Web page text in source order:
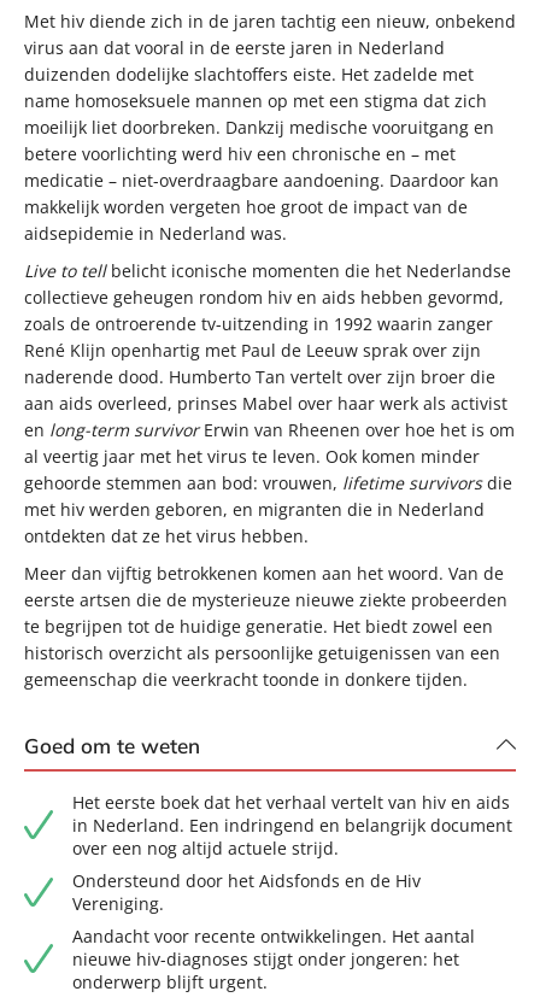
Met hiv diende zich in de jaren tachtig een nieuw, onbekend
virus aan dat vooral in de eerste jaren in Nederland
duizenden dodelijke slachtoffers eiste. Het zadelde met
name homoseksuele mannen op met een stigma dat zich
moeilijk liet doorbreken. Dankzij medische vooruitgang en
betere voorlichting werd hiv een chronische en – met
medicatie – niet-overdraagbare aandoening. Daardoor kan
makkelijk worden vergeten hoe groot de impact van de
aidsepidemie in Nederland was.
Live to tellbelicht iconische momenten die het Nederlandse
collectieve geheugen rondom hiv en aids hebben gevormd,
zoals de ontroerende tv-uitzending in 1992 waarin zanger
René Klijn openhartig met Paul de Leeuw sprak over zijn
naderende dood. Humberto Tan vertelt over zijn broer die
aan aids overleed, prinses Mabel over haar werk als activist
en long-term survivorErwin van Rheenen over hoe het is om
al veertig jaar met het virus te leven. Ook komen minder
gehoorde stemmen aan bod: vrouwen, lifetime survivorsdie
met hiv werden geboren, en migranten die in Nederland
ontdekten dat ze het virus hebben.
Meer dan vijftig betrokkenen komen aan het woord. Van de
eerste artsen die de mysterieuze nieuwe ziekte probeerden
te begrijpen tot de huidige generatie. Het biedt zowel een
historisch overzicht als persoonlijke getuigenissen van een
gemeenschap die veerkracht toonde in donkere tijden.
Goed om te weten
Het eerste boek dat het verhaal vertelt van hiv en aids
in Nederland. Een indringend en belangrijk document
over een nog altijd actuele strijd.
Ondersteund door het Aidsfonds en de Hiv
Vereniging.
Aandacht voor recente ontwikkelingen. Het aantal
nieuwe hiv-diagnoses stijgt onder jongeren: het
onderwerp blijft urgent.